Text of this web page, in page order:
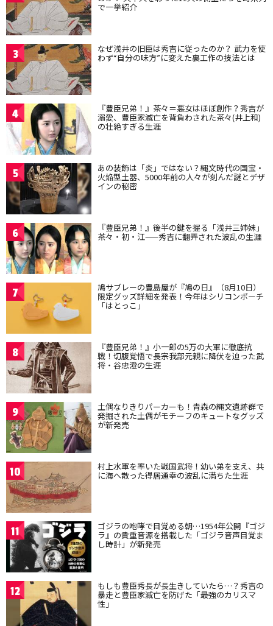
で一挙紹介
3 なぜ浅井の旧臣は秀吉に従ったのか？ 武力を使
わず“自分の味方”に変えた裏工作の技法とは
4 『豊臣兄弟！』茶々＝悪女はほぼ創作？秀吉が
溺愛、豊臣家滅亡を背負わされた茶々(井上和)
の壮絶すぎる生涯
5 あの装飾は「炎」ではない？縄文時代の国宝・
火焔型土器、5000年前の人々が刻んだ謎とデザ
インの秘密
6 『豊臣兄弟！』後半の鍵を握る「浅井三姉妹」
茶々・初・江——秀吉に翻弄された波乱の生涯
7 鳩サブレーの豊島屋が『鳩の日』（8月10日）
限定グッズ詳細を発表！今年はシリコンポーチ
「はとっこ」
8 『豊臣兄弟！』小一郎の5万の大軍に徹底抗
戦！切腹覚悟で長宗我部元親に降伏を迫った武
将・谷忠澄の生涯
9 土偶なりきりパーカーも！青森の縄文遺跡群で
発掘された土偶がモチーフのキュートなグッズ
が新発売
10 村上水軍を率いた戦国武将！幼い弟を支え、共
に海へ散った得居通幸の波乱に満ちた生涯
11 ゴジラの咆哮で目覚める朝…1954年公開『ゴジ
ラ』の貴重音源を搭載した「ゴジラ音声目覚ま
し時計」が新発売
12 もしも豊臣秀長が長生きしていたら…？秀吉の
暴走と豊臣家滅亡を防げた「最強のカリスマ
性」